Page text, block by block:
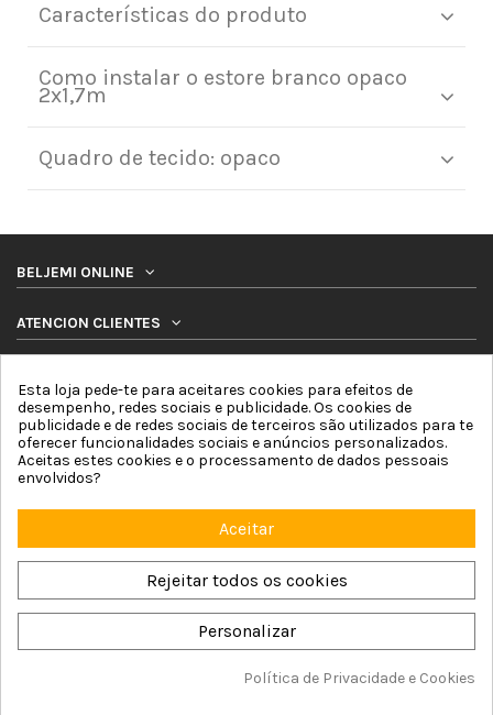
Adicionar ao carrinho
Características do produto
Como instalar o estore branco opaco
2x1,7m
Quadro de tecido: opaco
BELJEMI ONLINE
ATENCION CLIENTES
SIGA-NOS
BOLETIM DE NOTICIAS
Beljemi Online © 2026 by Online Network For4 Commerce, S.L. |
|Política de Cookies|Política de privacidade|Termos e condicoes|Mapa
Esta loja pede-te para aceitares cookies para efeitos de
desempenho, redes sociais e publicidade. Os cookies de
publicidade e de redes sociais de terceiros são utilizados para te
oferecer funcionalidades sociais e anúncios personalizados.
Aceitas estes cookies e o processamento de dados pessoais
envolvidos?
Aceitar
Rejeitar todos os cookies
Personalizar
Política de Privacidade e Cookies